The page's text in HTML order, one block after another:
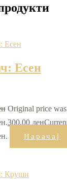
Есен
Original price
300,00 ден
Нарачај